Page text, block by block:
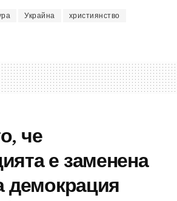
Украйна християнство
че
е заменена
демокрация